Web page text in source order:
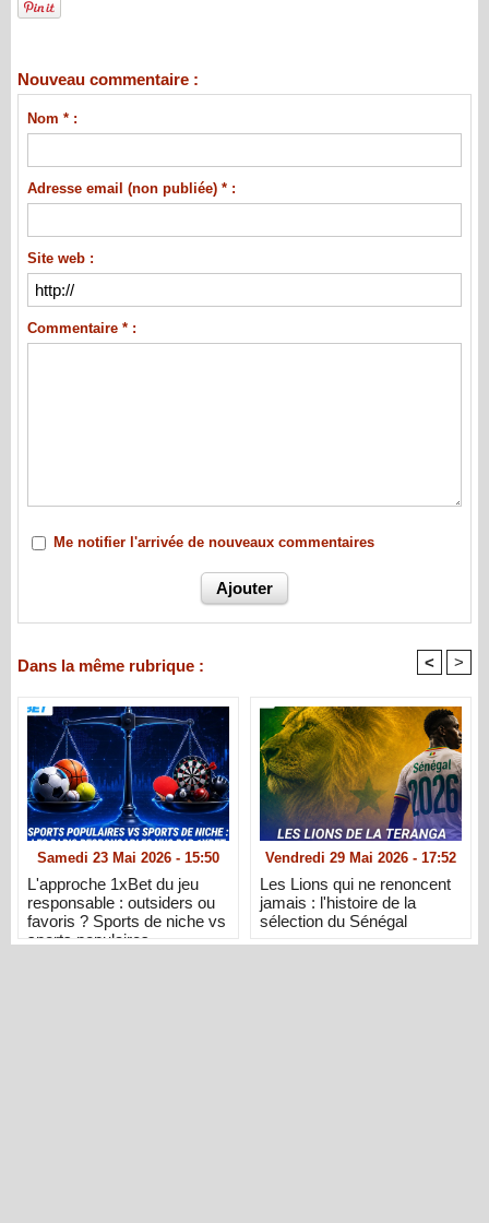
Nouveau commentaire :
Nom * :
Adresse email (non publiée) * :
Site web :
Commentaire * :
Me notifier l'arrivée de nouveaux commentaires
Dans la même rubrique : < >
Samedi 23 Mai 2026 - 15:50
L'approche 1xBet du jeu
responsable : outsiders ou
favoris ? Sports de niche vs
sports populaires
Vendredi 29 Mai 2026 - 17:52
Les Lions qui ne renoncent
jamais : l'histoire de la
sélection du Sénégal